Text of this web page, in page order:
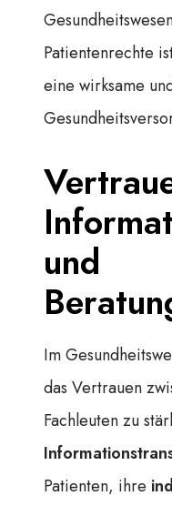
Patientenrechte
eine wirksame
und
Im
das Vertrauen
Fachleuten zu
Patienten, ihre